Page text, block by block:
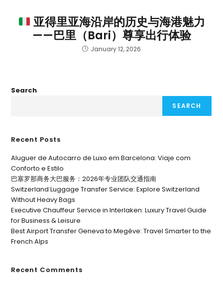
亚得里亚海沿岸的历史与海港魅力
——巴里（Bari）尊享出行体验
January 12, 2026
Search
SEARCH
Recent Posts
Aluguer de Autocarro de Luxo em Barcelona: Viaje com
Conforto e Estilo
巴塞罗那商务大巴服务：2026年专业团队交通指南
Switzerland Luggage Transfer Service: Explore Switzerland
Without Heavy Bags
Executive Chauffeur Service in Interlaken: Luxury Travel Guide
for Business & Leisure
Best Airport Transfer Geneva to Megève: Travel Smarter to the
French Alps
Recent Comments